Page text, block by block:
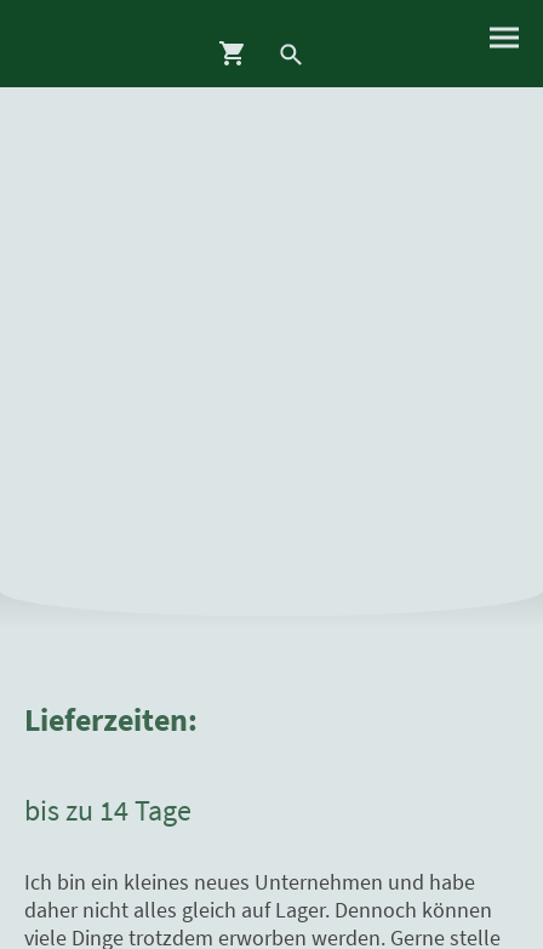
Lieferzeiten:
bis zu 14 Tage
Ich bin ein kleines neues Unternehmen und habe
daher nicht alles gleich auf Lager. Dennoch können
viele Dinge trotzdem erworben werden. Gerne stelle